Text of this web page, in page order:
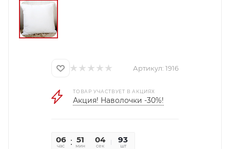
Артикул: 1916
ТОВАР УЧАСТВУЕТ В АКЦИЯХ
Акция! Наволочки -30%!
06
час
51
мин
04
сек
93
шт